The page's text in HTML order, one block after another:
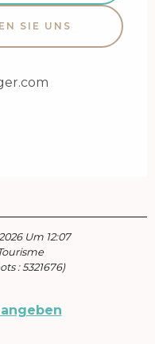
SIE UNS
Um 12:07
:5321676)